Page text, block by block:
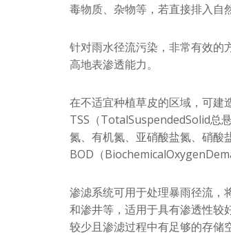
毒物质、杂物等，若直接排入自
针对雨水径流污染，非常有效的
高地表渗透能力。
在不适宜种植草皮的区域，可建
TSS（TotalSuspendedSolid总
氮、有机氮、亚硝酸盐氮、硝酸
BOD（
渗滤系统可用于处理暴雨径流，
和渗井等，适用于具有渗透性较
较少且渗滤过程中有足够的存储